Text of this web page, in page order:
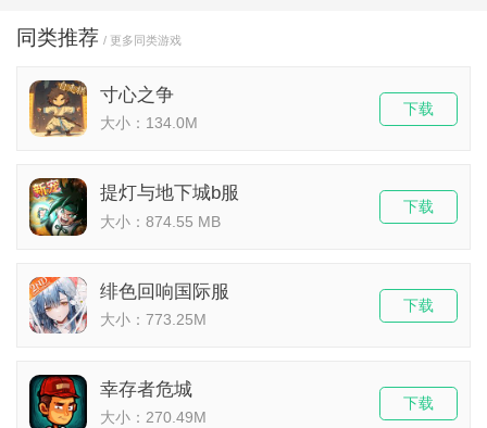
同类推荐 / 更多同类游戏
寸心之争
大小：134.0M
下载
提灯与地下城b服
大小：874.55 MB
下载
绯色回响国际服
大小：773.25M
下载
幸存者危城
大小：270.49M
下载